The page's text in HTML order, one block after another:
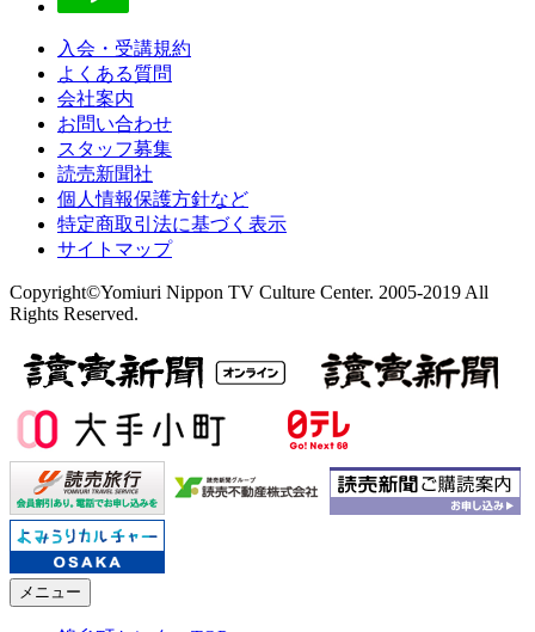
入会・受講規約
よくある質問
会社案内
お問い合わせ
スタッフ募集
読売新聞社
個人情報保護方針など
特定商取引法に基づく表示
サイトマップ
Copyright©Yomiuri Nippon TV Culture Center. 2005-2019 All
Rights Reserved.
メニュー